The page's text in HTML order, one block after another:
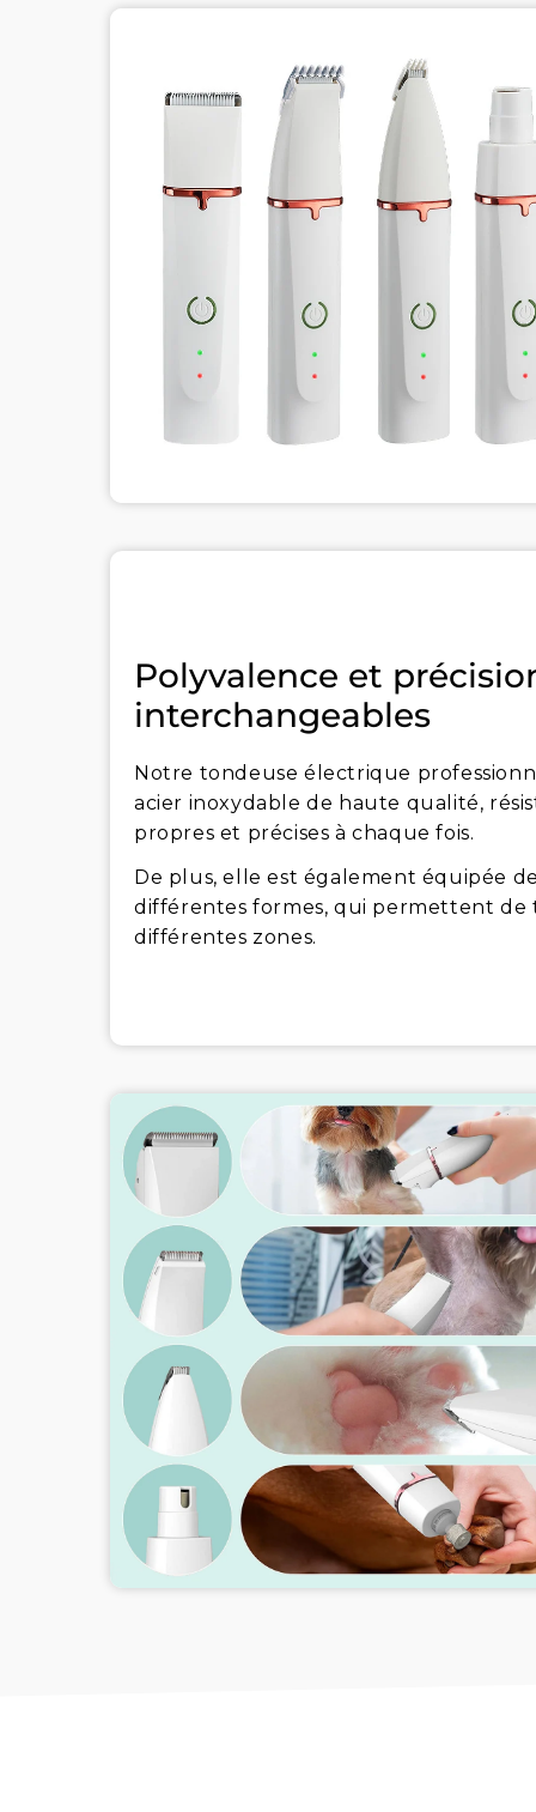
Polyvalence et
interchangeables
Notre tondeuse électrique
acier inoxydable de haute qualité,
propres et précises à chaque fois.
De plus, elle est également équipée
différentes formes, qui permettent de
différentes zones.